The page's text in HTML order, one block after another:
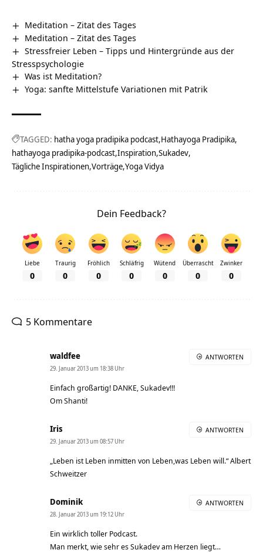
Meditation – Zitat des Tages
Meditation – Zitat des Tages
Stressfreier Leben – Tipps und Hintergründe aus der
Stresspsychologie
Was ist Meditation?
Yoga: sanfte Mittelstufe Variationen mit Patrik
TAGGED: hatha yoga pradipika podcast Hathayoga Pradipika
hathayoga pradipika-podcast Inspiration Sukadev
Tägliche Inspirationen Vorträge Yoga Vidya
Dein Feedback?
Liebe
0
Traurig
0
Fröhlich
0
Schläfrig
0
Wütend
0
Überrascht
0
Zwinker
0
5 Kommentare
waldfee
29. Januar 2013 um 18:38 Uhr
Einfach großartig! DANKE, Sukadev!!!
Om Shanti!
ANTWORTEN
Iris
29. Januar 2013 um 08:57 Uhr
„Leben ist Leben inmitten von Leben,was Leben will.“ Albert
Schweitzer
ANTWORTEN
Dominik
28. Januar 2013 um 19:12 Uhr
Ein wirklich toller Podcast.
Man merkt, wie sehr es Sukadev am Herzen liegt…
ANTWORTEN